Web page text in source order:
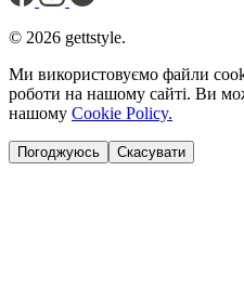
© 2026 gettstyle.
Ми використовуємо файли
роботи на нашому сайті. Ви
нашому Cookie Policy.
Погоджуюсь Скасувати